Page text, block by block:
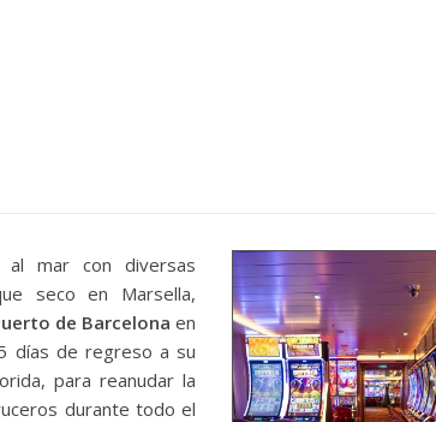
al mar con diversas
seco en Marsella,
de Barcelona en
días de regreso a su
para reanudar la
durante todo el